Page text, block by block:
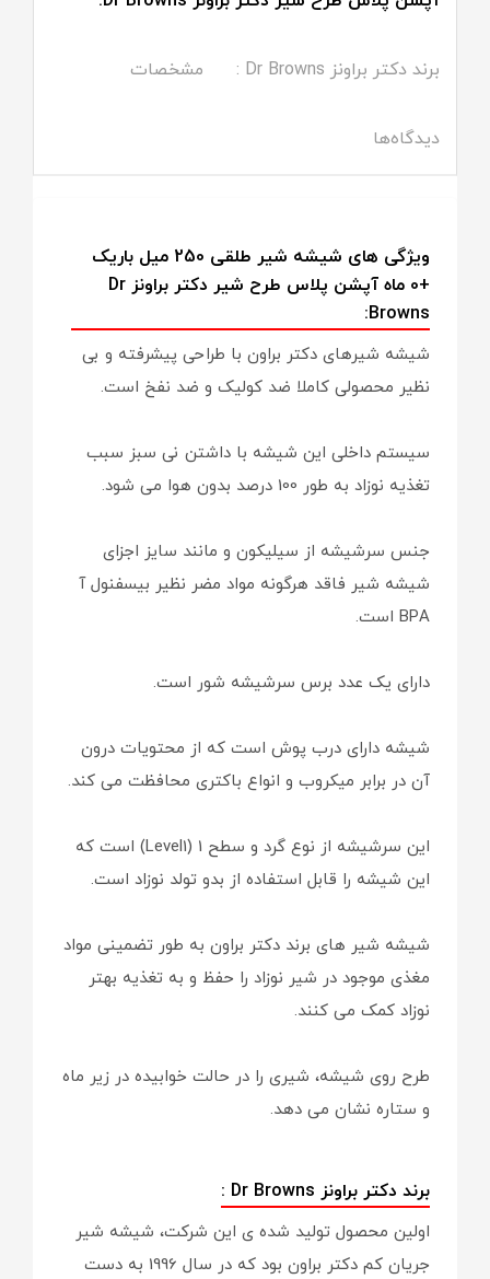
برند دکتر براونز Dr Browns : مشخصات
دیدگاه‌ها
ویژگی های شیشه شیر طلقی 250 میل باریک
+0 ماه آپشن پلاس طرح شیر دکتر براونز Dr
Browns:
شیشه شیرهای دکتر براون با طراحی پیشرفته و بی
نظیر محصولی کاملا ضد کولیک و ضد نفخ است.
سیستم داخلی این شیشه با داشتن نی سبز سبب
تغذیه نوزاد به طور 100 درصد بدون هوا می شود.
جنس سرشیشه از سیلیکون و مانند سایز اجزای
شیشه شیر فاقد هرگونه مواد مضر نظیر بیسفنول آ
BPA است.
دارای یک عدد برس سرشیشه شور است.
شیشه دارای درب پوش است که از محتویات درون
آن در برابر میکروب و انواع باکتری محافظت می کند.
این سرشیشه از نوع گرد و سطح 1 (Level1) است که
این شیشه را قابل استفاده از بدو تولد نوزاد است.
شیشه شیر های برند دکتر براون به طور تضمینی مواد
مغذی موجود در شیر نوزاد را حفظ و به تغذیه بهتر
نوزاد کمک می کنند.
طرح روی شیشه، شیری را در حالت خوابیده در زیر ماه
و ستاره نشان می دهد.
برند دکتر براونز Dr Browns :
اولین محصول تولید شده ی این شرکت، شیشه شیر
جریان کم دکتر براون بود که در سال 1996 به دست